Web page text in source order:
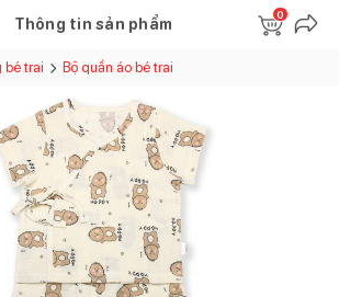
Thông tin sản phẩm
0
bé trai Bộ quần áo bé trai